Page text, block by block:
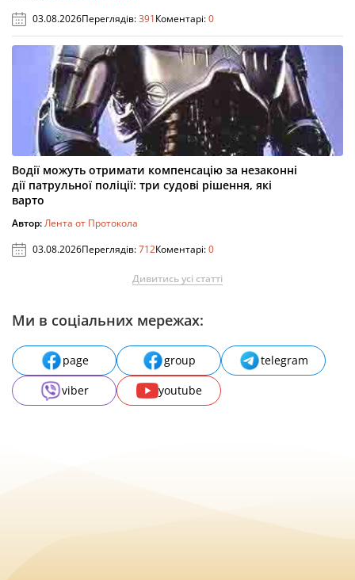
03.08.2026Переглядів:391Коментарі:0
Водії можуть отримати компенсацію за незаконні
дії патрульної поліції: три судові рішення, які
варто
Автор:Лента от Протокола
03.08.2026Переглядів:712Коментарі:0
Дивитись усі статті
Ми в соціальних мережах:
page group
telegram
viber
youtube